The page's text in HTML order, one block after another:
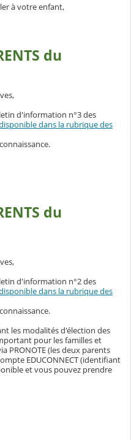
à votre enfant,
du
d'information n°3 des
dans la rubrique des
du
d'information n°2 des
dans la rubrique des
les modalités d'élection des
pour les familles et
PRONOTE (les deux parents
EDUCONNECT (identifiant
et vous pouvez prendre